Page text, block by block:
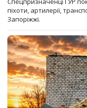
піхоти, артилерії,
Запоріжжі.